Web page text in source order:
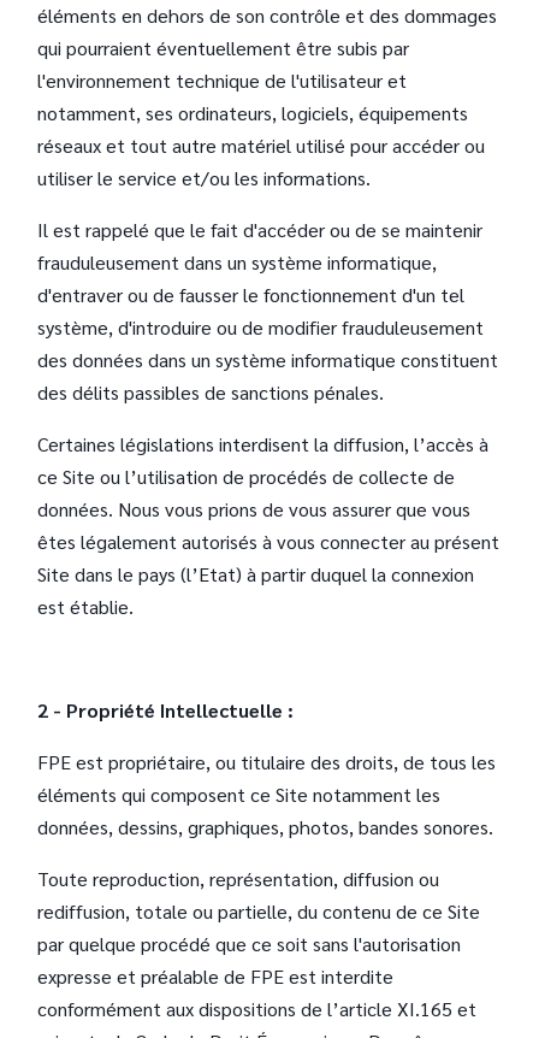
éléments en dehors de son contrôle et des dommages
qui pourraient éventuellement être subis par
l'environnement technique de l'utilisateur et
notamment, ses ordinateurs, logiciels, équipements
réseaux et tout autre matériel utilisé pour accéder ou
utiliser le service et/ou les informations.
Il est rappelé que le fait d'accéder ou de se maintenir
frauduleusement dans un système informatique,
d'entraver ou de fausser le fonctionnement d'un tel
système, d'introduire ou de modifier frauduleusement
des données dans un système informatique constituent
des délits passibles de sanctions pénales.
Certaines législations interdisent la diffusion, l’accès à
ce Site ou l’utilisation de procédés de collecte de
données. Nous vous prions de vous assurer que vous
êtes légalement autorisés à vous connecter au présent
Site dans le pays (l’Etat) à partir duquel la connexion
est établie.
2 - Propriété Intellectuelle :
FPE est propriétaire, ou titulaire des droits, de tous les
éléments qui composent ce Site notamment les
données, dessins, graphiques, photos, bandes sonores.
Toute reproduction, représentation, diffusion ou
rediffusion, totale ou partielle, du contenu de ce Site
par quelque procédé que ce soit sans l'autorisation
expresse et préalable de FPE est interdite
conformément aux dispositions de l’article XI.165 et